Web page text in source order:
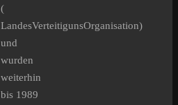
(
LandesVerteitigunsOrganisation)
und
wurden
weiterhin
bis 1989